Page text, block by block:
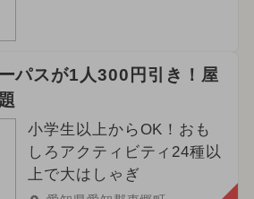
パスが1人300円引き！屋
小学生以上からOK！おも
しろアクティビティ24種以
上で大はしゃぎ